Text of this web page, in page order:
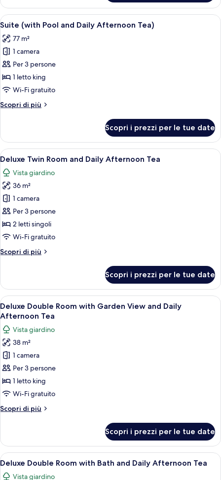
vista
giardino
(with
Afternoon
Tea)
Apri
tutte
le
foto
per
Suite
(with
and
Tea)
Una camera d'hotel moderna con un
7
Suite (with Pool and Daily Afternoon Tea)
77 m²
1 camera
Per 3 persone
1 letto king
Wi-Fi gratuito
Scopri di più
Altri
(with
Pool
and
Afternoon
Tea)
Scopri i prezzi per le tue date
Apri
tutte
le
foto
per
Deluxe
Twin
Room
Daily
Camera d'albergo con due letti, una
6
Deluxe Twin Room and Daily Afternoon Tea
Vista giardino
36 m²
1 camera
Per 3 persone
2 letti singoli
Wi-Fi gratuito
Scopri di più
Altri
Twin
Room
and
Daily
Tea
Scopri i prezzi per le tue date
Apri
tutte
le
foto
per
Deluxe
Double
Room
with
View
Afternoon
Tea
Camera d'albergo con un letto
6
Deluxe Double Room with Garden View and Daily
Afternoon Tea
Vista giardino
38 m²
1 camera
Per 3 persone
1 letto king
Wi-Fi gratuito
Scopri di più
Altri
Double
Room
with
Scopri i prezzi per le tue date
Apri
tutte
Una camera d'albergo moderna
6
Deluxe Double Room with Bath and Daily Afternoon Tea
Vista giardino